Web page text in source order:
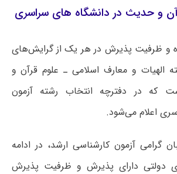
و حدیث در دانشگاه های سراسری
و ظرفیت پذیرش در هر یک از گرایش‌های
الهیات و معارف اسلامی ـ علوم قرآن و
که در دفترچه انتخاب رشته آزمون
اعلام می‌شود.
گرامی آزمون کارشناسی ارشد، در ادامه
دولتی دارای پذیرش و ظرفیت پذیرش